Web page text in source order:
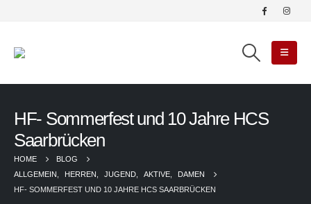
HF- Sommerfest und 10 Jahre HCS
Saarbrücken
HOME
BLOG
ALLGEMEIN
HERREN JUGEND AKTIVE
DAMEN
HF- SOMMERFEST UND 10 JAHRE HCS SAARBRÜCKEN